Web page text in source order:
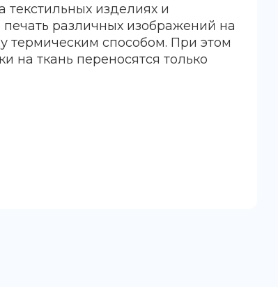
изделиях и
различных изображений на
способом. При этом
на ткань переносятся только